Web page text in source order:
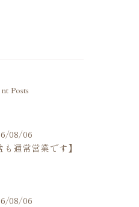
Posts
08/06
も通常営業です】
08/06